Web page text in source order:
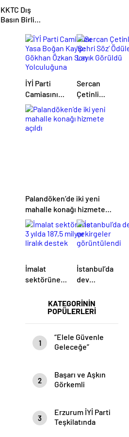
bırakmayacağız
KKTC Dış
Basın Birliği,
arasında İş
protokolü
imzalandı
KATEGORİNİN
POPÜLERLERİ
1
“Elele Güvenle
Geleceğe”
Semineri
düzenlendi…
2
Başarı ve Aşkın
Görkemli
3
Erzurum İYİ Parti
Teşkilatında
İYİ Parti
Camiasını
Yasa Boğan
Kayıp:
Gökhan
Sercan
Çetinli
‘Şehri Söz’
Ödüle Layık
Palandöken’de iki yeni
mahalle konağı hizmete
açıldı
İmalat
sektörüne 3
milyar liralık
destek
İstanbul’da
dev
görüntülendi